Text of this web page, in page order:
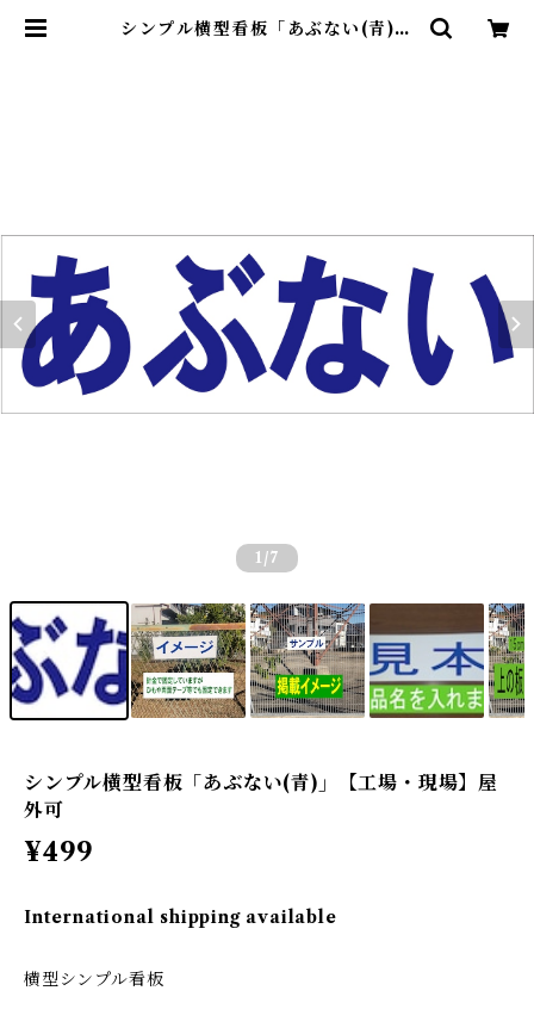
シンプル横型看板「あぶない(青)」
1 /7
シンプル横型看板「あぶない(青)」【工場・現場】屋
外可
¥499
International shipping available
横型シンプル看板